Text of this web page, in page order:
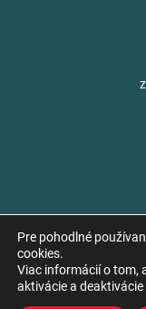
Copyright © 2026
Pre pohodlné
cookies.
Viac informácií o tom,
aktivácie a deaktivácie